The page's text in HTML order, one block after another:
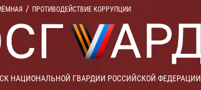
ПРОТИВОДЕЙСТВИЕ КОРРУПЦИИ
НАЦИОНАЛЬНОЙ ГВАРДИИ РОССИЙСКОЙ ФЕДЕРАЦИИ